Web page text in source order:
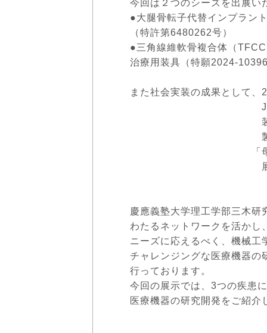
今回は２つのシーズを出展い
●大腿骨転子代替インプラン
（特許第6480262号）
●三角線維軟骨複合体（
治療用装具（特願2024-
また社会実装の成果として、
Japanに出展した
装具」（特開
製品となった「外
「母指CM関節サポ
展示を行い
慶應義塾大学理工学部三木研
わたるネットワークを活かし
ニーズに応えるべく、機械工
チャレンジングな医療機器の
行っております。
今回の展示では、3つの疾患
医療機器の研究開発をご紹介